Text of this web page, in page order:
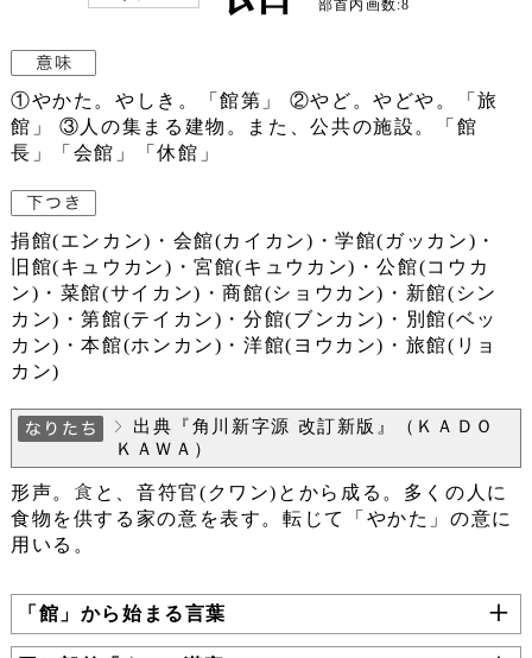
部首内画数:8
①やかた。やしき。「館第」 ②やど。やどや。「旅
館」 ③人の集まる建物。また、公共の施設。「館
長」「会館」「休館」
捐館(エンカン)・会館(カイカン)・学館(ガッカン)・
旧館(キュウカン)・宮館(キュウカン)・公館(コウカ
ン)・菜館(サイカン)・商館(ショウカン)・新館(シン
カン)・第館(テイカン)・分館(ブンカン)・別館(ベッ
カン)・本館(ホンカン)・洋館(ヨウカン)・旅館(リョ
カン)
出典『角川新字源 改訂新版』（ＫＡＤＯ
ＫＡＷＡ）
形声。
と、音符官(クワン)とから成る。多くの人に
食物を供する家の意を表す。転じて「やかた」の意に
用いる。
「館」から始まる言葉